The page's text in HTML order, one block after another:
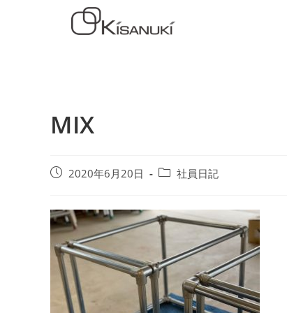
MIX
2020年6月20日 社員日記